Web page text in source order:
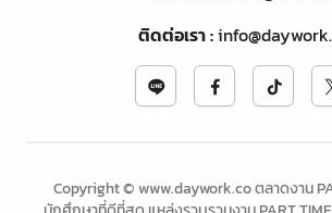
ติดต่อเรา:
Copyright © www.daywork.co ตลาดงาน